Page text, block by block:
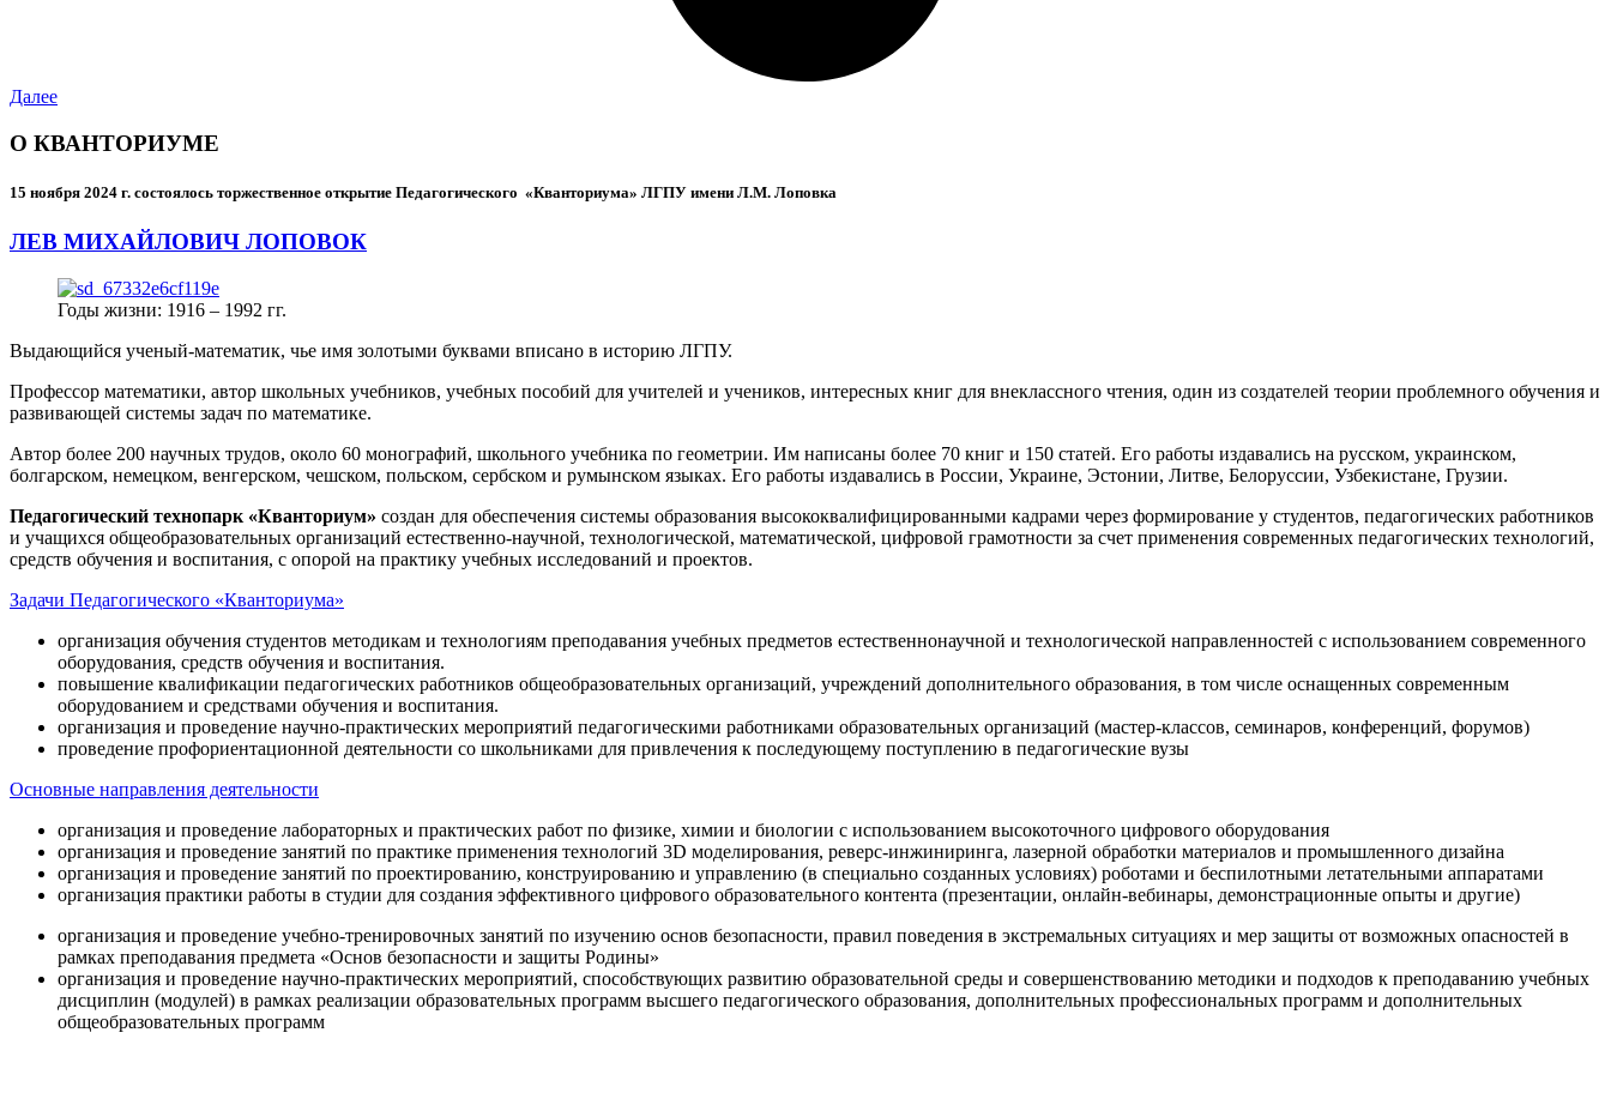
Далее
О КВАНТОРИУМЕ
15 ноября 2024 г. состоялось торжественное открытие Педагогического «Кванториума» ЛГПУ имени Л.М. Лоповка
ЛЕВ МИХАЙЛОВИЧ ЛОПОВОК
Годы жизни: 1916 – 1992 гг.
Выдающийся ученый-математик, чье имя золотыми буквами вписано в историю ЛГПУ.
Профессор математики, автор школьных учебников, учебных пособий для учителей и учеников, интересных книг для внеклассного чтения, один из создателей теории проблемного обучения и
развивающей системы задач по математике.
Автор более 200 научных трудов, около 60 монографий, школьного учебника по геометрии. Им написаны более 70 книг и 150 статей. Его работы издавались на русском, украинском,
болгарском, немецком, венгерском, чешском, польском, сербском и румынском языках. Его работы издавались в России, Украине, Эстонии, Литве, Белоруссии, Узбекистане, Грузии.
Педагогический технопарк «Кванториум» создан для обеспечения системы образования высококвалифицированными кадрами через формирование у студентов, педагогических работников
и учащихся общеобразовательных организаций естественно-научной, технологической, математической, цифровой грамотности за счет применения современных педагогических технологий,
средств обучения и воспитания, с опорой на практику учебных исследований и проектов.
Задачи Педагогического «Кванториума»
организация обучения студентов методикам и технологиям преподавания учебных предметов естественнонаучной и технологической направленностей с использованием современного
оборудования, средств обучения и воспитания.
повышение квалификации педагогических работников общеобразовательных организаций, учреждений дополнительного образования, в том числе оснащенных современным
оборудованием и средствами обучения и воспитания.
организация и проведение научно-практических мероприятий педагогическими работниками образовательных организаций (мастер-классов, семинаров, конференций, форумов)
проведение профориентационной деятельности со школьниками для привлечения к последующему поступлению в педагогические вузы
Основные направления деятельности
организация и проведение лабораторных и практических работ по физике, химии и биологии с использованием высокоточного цифрового оборудования
организация и проведение занятий по практике применения технологий 3D моделирования, реверс-инжиниринга, лазерной обработки материалов и промышленного дизайна
организация и проведение занятий по проектированию, конструированию и управлению (в специально созданных условиях) роботами и беспилотными летательными аппаратами
организация практики работы в студии для создания эффективного цифрового образовательного контента (презентации, онлайн-вебинары, демонстрационные опыты и другие)
организация и проведение учебно-тренировочных занятий по изучению основ безопасности, правил поведения в экстремальных ситуациях и мер защиты от возможных опасностей в
рамках преподавания предмета «Основ безопасности и защиты Родины»
организация и проведение научно-практических мероприятий, способствующих развитию образовательной среды и совершенствованию методики и подходов к преподаванию учебных
дисциплин (модулей) в рамках реализации образовательных программ высшего педагогического образования, дополнительных профессиональных программ и дополнительных
общеобразовательных программ